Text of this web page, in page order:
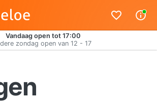
Vandaag open tot 17:00
zondag open van 12 - 17